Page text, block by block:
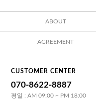
ABOUT
AGREEMENT
CUSTOMER CENTER
070-8622-8887
평일 : AM 09:00 ~ PM 18:00